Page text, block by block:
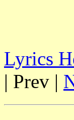
Lyrics
| Prev |